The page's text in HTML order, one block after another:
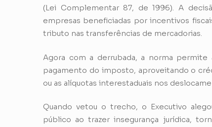
(Lei Complementar 87, de 1996). A
empresas beneficiadas por incentivos
tributo nas transferências de mercadorias.
Agora com a derrubada, a norma permite
pagamento do imposto, aproveitando o
ou as alíquotas interestaduais nos
Quando vetou o trecho, o Executivo
público ao trazer insegurança jurídica,